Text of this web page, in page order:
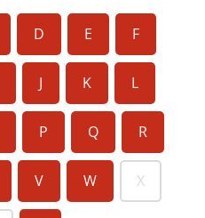
D E F
J K L
P Q R
V W X